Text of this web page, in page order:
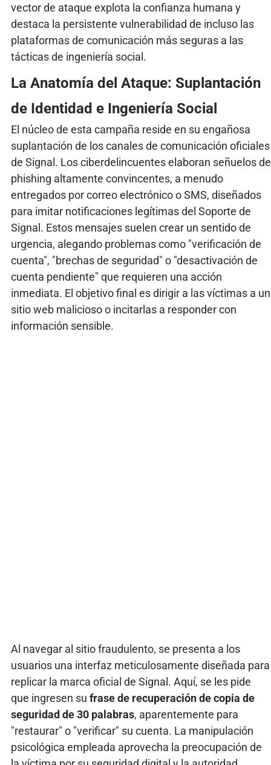
vector de ataque explota la confianza humana y
destaca la persistente vulnerabilidad de incluso las
plataformas de comunicación más seguras a las
tácticas de ingeniería social.
La Anatomía del Ataque: Suplantación
de Identidad e Ingeniería Social
El núcleo de esta campaña reside en su engañosa
suplantación de los canales de comunicación oficiales
de Signal. Los ciberdelincuentes elaboran señuelos de
phishing altamente convincentes, a menudo
entregados por correo electrónico o SMS, diseñados
para imitar notificaciones legítimas del Soporte de
Signal. Estos mensajes suelen crear un sentido de
urgencia, alegando problemas como "verificación de
cuenta", "brechas de seguridad" o "desactivación de
cuenta pendiente" que requieren una acción
inmediata. El objetivo final es dirigir a las víctimas a un
sitio web malicioso o incitarlas a responder con
información sensible.
Al navegar al sitio fraudulento, se presenta a los
usuarios una interfaz meticulosamente diseñada para
replicar la marca oficial de Signal. Aquí, se les pide
que ingresen su frase de recuperación de copia de
seguridad de 30 palabras, aparentemente para
"restaurar" o "verificar" su cuenta. La manipulación
psicológica empleada aprovecha la preocupación de